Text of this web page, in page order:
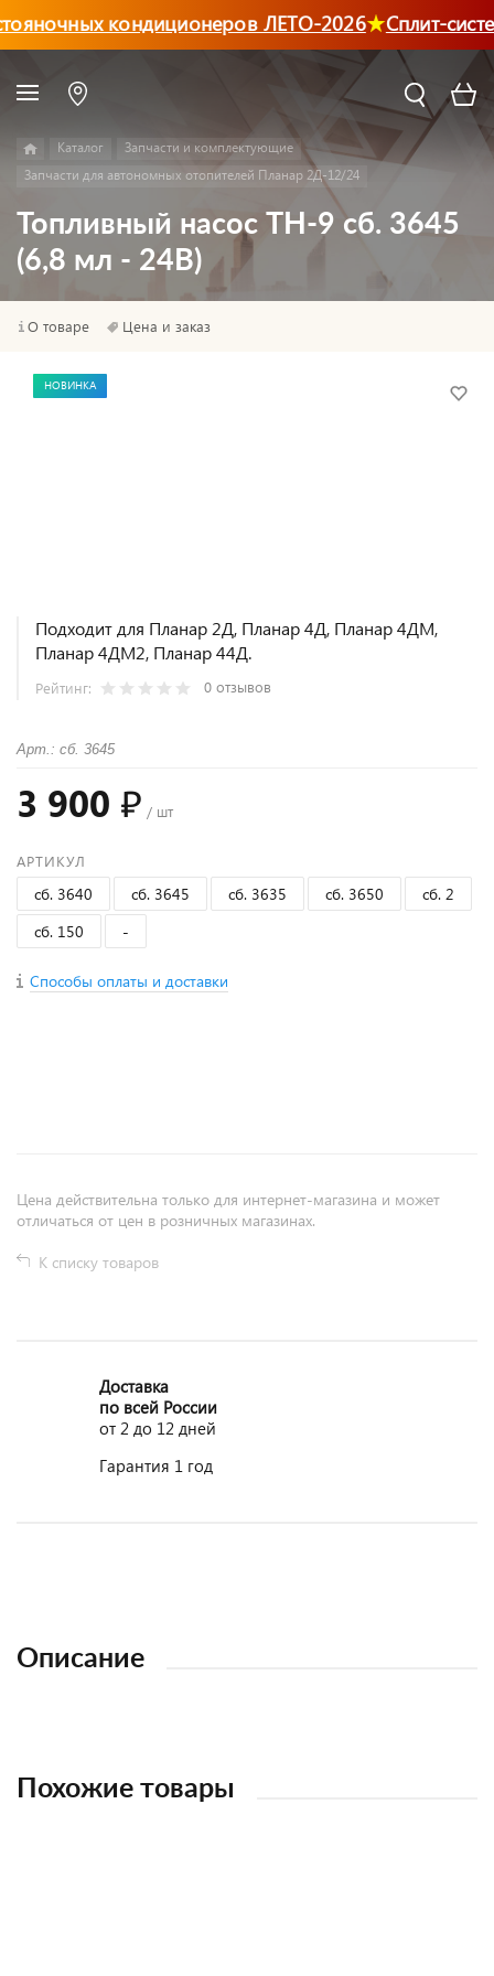
кондиционеров ЛЕТО-2026 Сплит-
Каталог
Запчасти и комплектующие
Запчасти для автономных отопителей Планар 2Д-12/24
Топливный насос ТН-9 сб. 3645
(6,8 мл - 24В)
О товаре Цена и заказ
НОВИНКА
Подходит для Планар 2Д, Планар 4Д, Планар 4ДМ,
Планар 4ДМ2, Планар 44Д.
Рейтинг: 0 отзывов
Арт.: сб. 3645
3 900 ₽ / шт
АРТИКУЛ
сб. 3640 сб. 3645 сб. 3635 сб. 3650
сб. 2
сб. 150
-
Способы оплаты и доставки
Цена действительна только для интернет-магазина и может
отличаться от цен в розничных магазинах.
К списку товаров
Доставка
по всей России
от 2 до 12 дней
Гарантия 1 год
Описание
Похожие товары